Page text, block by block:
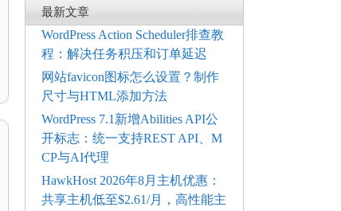
最新文章
WordPress Action Scheduler排查教
程：解决任务积压和订单延迟
网站favicon图标怎么设置？制作
尺寸与HTML添加方法
WordPress 7.1新增Abilities API公
开标志：统一支持REST API、M
CP与AI代理
HawkHost 2026年8月主机优惠：
共享主机低至$2.61/月，高性能主